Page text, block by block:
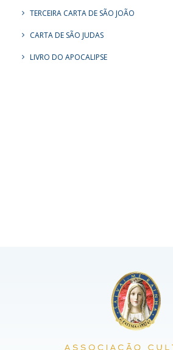
TERCEIRA CARTA DE SÃO JOÃO
CARTA DE SÃO JUDAS
LIVRO DO APOCALIPSE